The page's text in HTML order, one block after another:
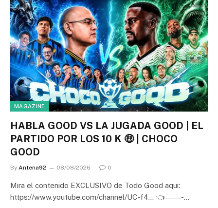
MAGAZINE
HABLA GOOD VS LA JUGADA GOOD | EL
PARTIDO POR LOS 10 K 🤑 | CHOCO
GOOD
By Antena92 08/08/2026 0
Mira el contenido EXCLUSIVO de Todo Good aqui:
https://www.youtube.com/channel/UC-f4… 👈 – – – – -…